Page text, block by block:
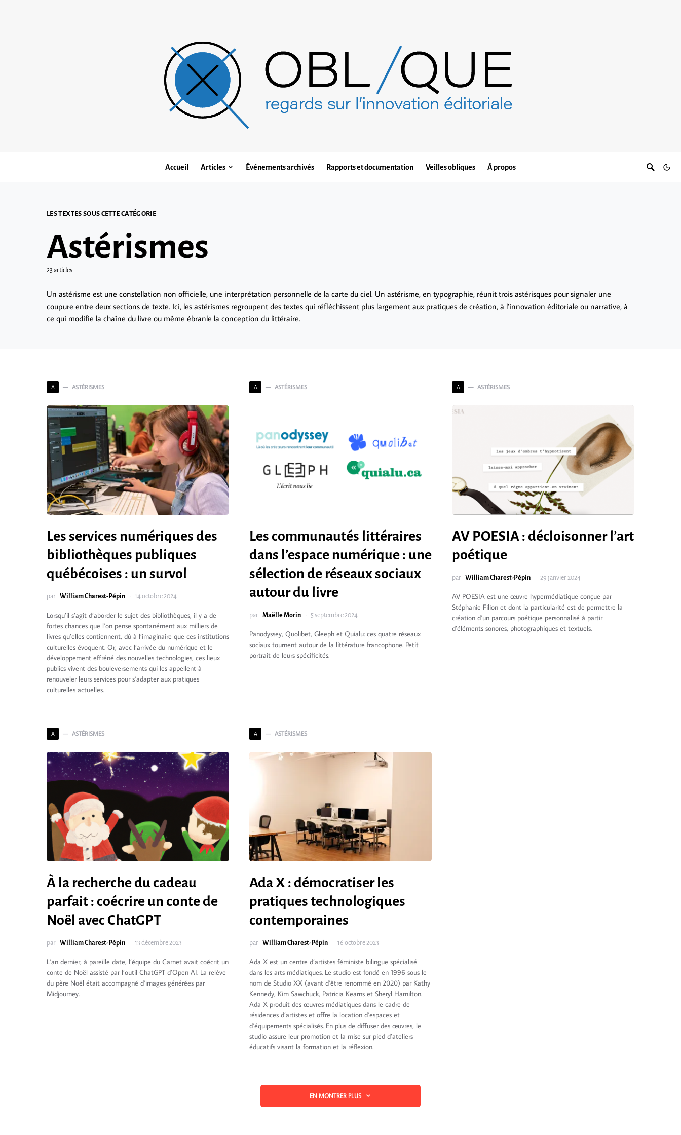
Accueil Articles Événements archivés Rapports et documentation Veilles obliques À propos
LES TEXTES SOUS CETTE CATÉGORIE
Astérismes
23 articles
Un astérisme est une constellation non officielle, une interprétation personnelle de la carte du ciel. Un astérisme, en typographie, réunit trois astérisques pour signaler une
coupure entre deux sections de texte. Ici, les astérismes regroupent des textes qui réfléchissent plus largement aux pratiques de création, à l’innovation éditoriale ou narrative, à
ce qui modifie la chaîne du livre ou même ébranle la conception du littéraire.
A ASTÉRISMES
Les services numériques des
bibliothèques publiques
québécoises : un survol
par William Charest-Pépin 14 octobre 2024
Lorsqu’il s’agit d’aborder le sujet des bibliothèques, il y a de
fortes chances que l’on pense spontanément aux milliers de
livres qu’elles contiennent, dû à l’imaginaire que ces institutions
culturelles évoquent. Or, avec l’arrivée du numérique et le
développement effréné des nouvelles technologies, ces lieux
publics vivent des bouleversements qui les appellent à
renouveler leurs services pour s’adapter aux pratiques
culturelles actuelles.
A ASTÉRISMES
Les communautés littéraires
dans l’espace numérique : une
sélection de réseaux sociaux
autour du livre
par Maëlle Morin 5 septembre 2024
Panodyssey, Quolibet, Gleeph et Quialu: ces quatre réseaux
sociaux tournent autour de la littérature francophone. Petit
portrait de leurs spécificités.
A ASTÉRISMES
AV POESIA : décloisonner l’art
poétique
par William Charest-Pépin 29 janvier 2024
AV POESIA est une œuvre hypermédiatique conçue par
Stéphanie Filion et dont la particularité est de permettre la
création d’un parcours poétique personnalisé à partir
d’éléments sonores, photographiques et textuels.
A ASTÉRISMES
À la recherche du cadeau
parfait : coécrire un conte de
Noël avec ChatGPT
par William Charest-Pépin 13 décembre 2023
L’an dernier, à pareille date, l’équipe du Carnet avait coécrit un
conte de Noël assisté par l’outil ChatGPT d’Open AI. La relève
du père Noël était accompagné d’images générées par
Midjourney.
A ASTÉRISMES
Ada X : démocratiser les
pratiques technologiques
contemporaines
par William Charest-Pépin 16 octobre 2023
Ada X est un centre d’artistes féministe bilingue spécialisé
dans les arts médiatiques. Le studio est fondé en 1996 sous le
nom de Studio XX (avant d’être renommé en 2020) par Kathy
Kennedy, Kim Sawchuck, Patricia Kearns et Sheryl Hamilton.
Ada X produit des œuvres médiatiques dans le cadre de
résidences d’artistes et offre la location d’espaces et
d’équipements spécialisés. En plus de diffuser des œuvres, le
studio assure leur promotion et la mise sur pied d’ateliers
éducatifs visant la formation et la réflexion.
EN MONTRER PLUS